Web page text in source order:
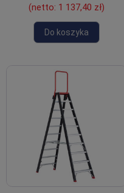
(netto: 1 137,40 zł)
Do koszyka